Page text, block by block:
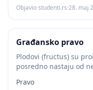
Objavio studenti.rs·28. maj
Građansko pravo
Plodovi (fructus) su
posredno nastaju od
periodiĉki,...
Pravo